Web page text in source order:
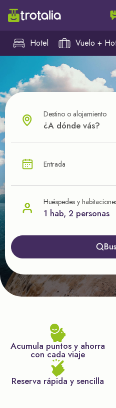
Hotel Vuelo +
¿CUÁL VA A SER
Destino o alojamiento
Entrada
Huéspedes y
1 hab, 2 personas
Acumula puntos y ahorra
con cada viaje
Reserva rápida y sencilla